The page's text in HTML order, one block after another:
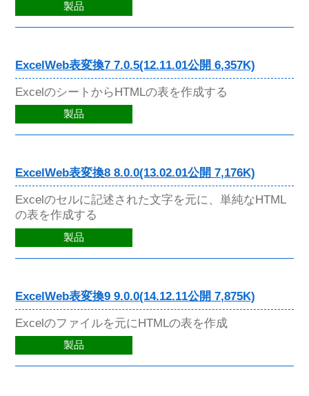
製品
ExcelWeb表変換7 7.0.5(12.11.01公開 6,357K)
ExcelのシートからHTMLの表を作成する
製品
ExcelWeb表変換8 8.0.0(13.02.01公開 7,176K)
Excelのセルに記述された文字を元に、単純なHTML
の表を作成する
製品
ExcelWeb表変換9 9.0.0(14.12.11公開 7,875K)
Excelのファイルを元にHTMLの表を作成
製品